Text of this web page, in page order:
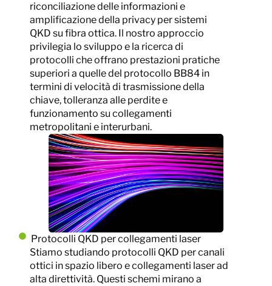
riconciliazione delle informazioni e
amplificazione della privacy per sistemi
QKD su fibra ottica. Il nostro approccio
privilegia lo sviluppo e la ricerca di
protocolli che offrano prestazioni pratiche
superiori a quelle del protocollo BB84 in
termini di velocità di trasmissione della
chiave, tolleranza alle perdite e
funzionamento su collegamenti
metropolitani e interurbani.
Protocolli QKD per collegamenti laser
Stiamo studiando protocolli QKD per canali
ottici in spazio libero e collegamenti laser ad
alta direttività. Questi schemi mirano a